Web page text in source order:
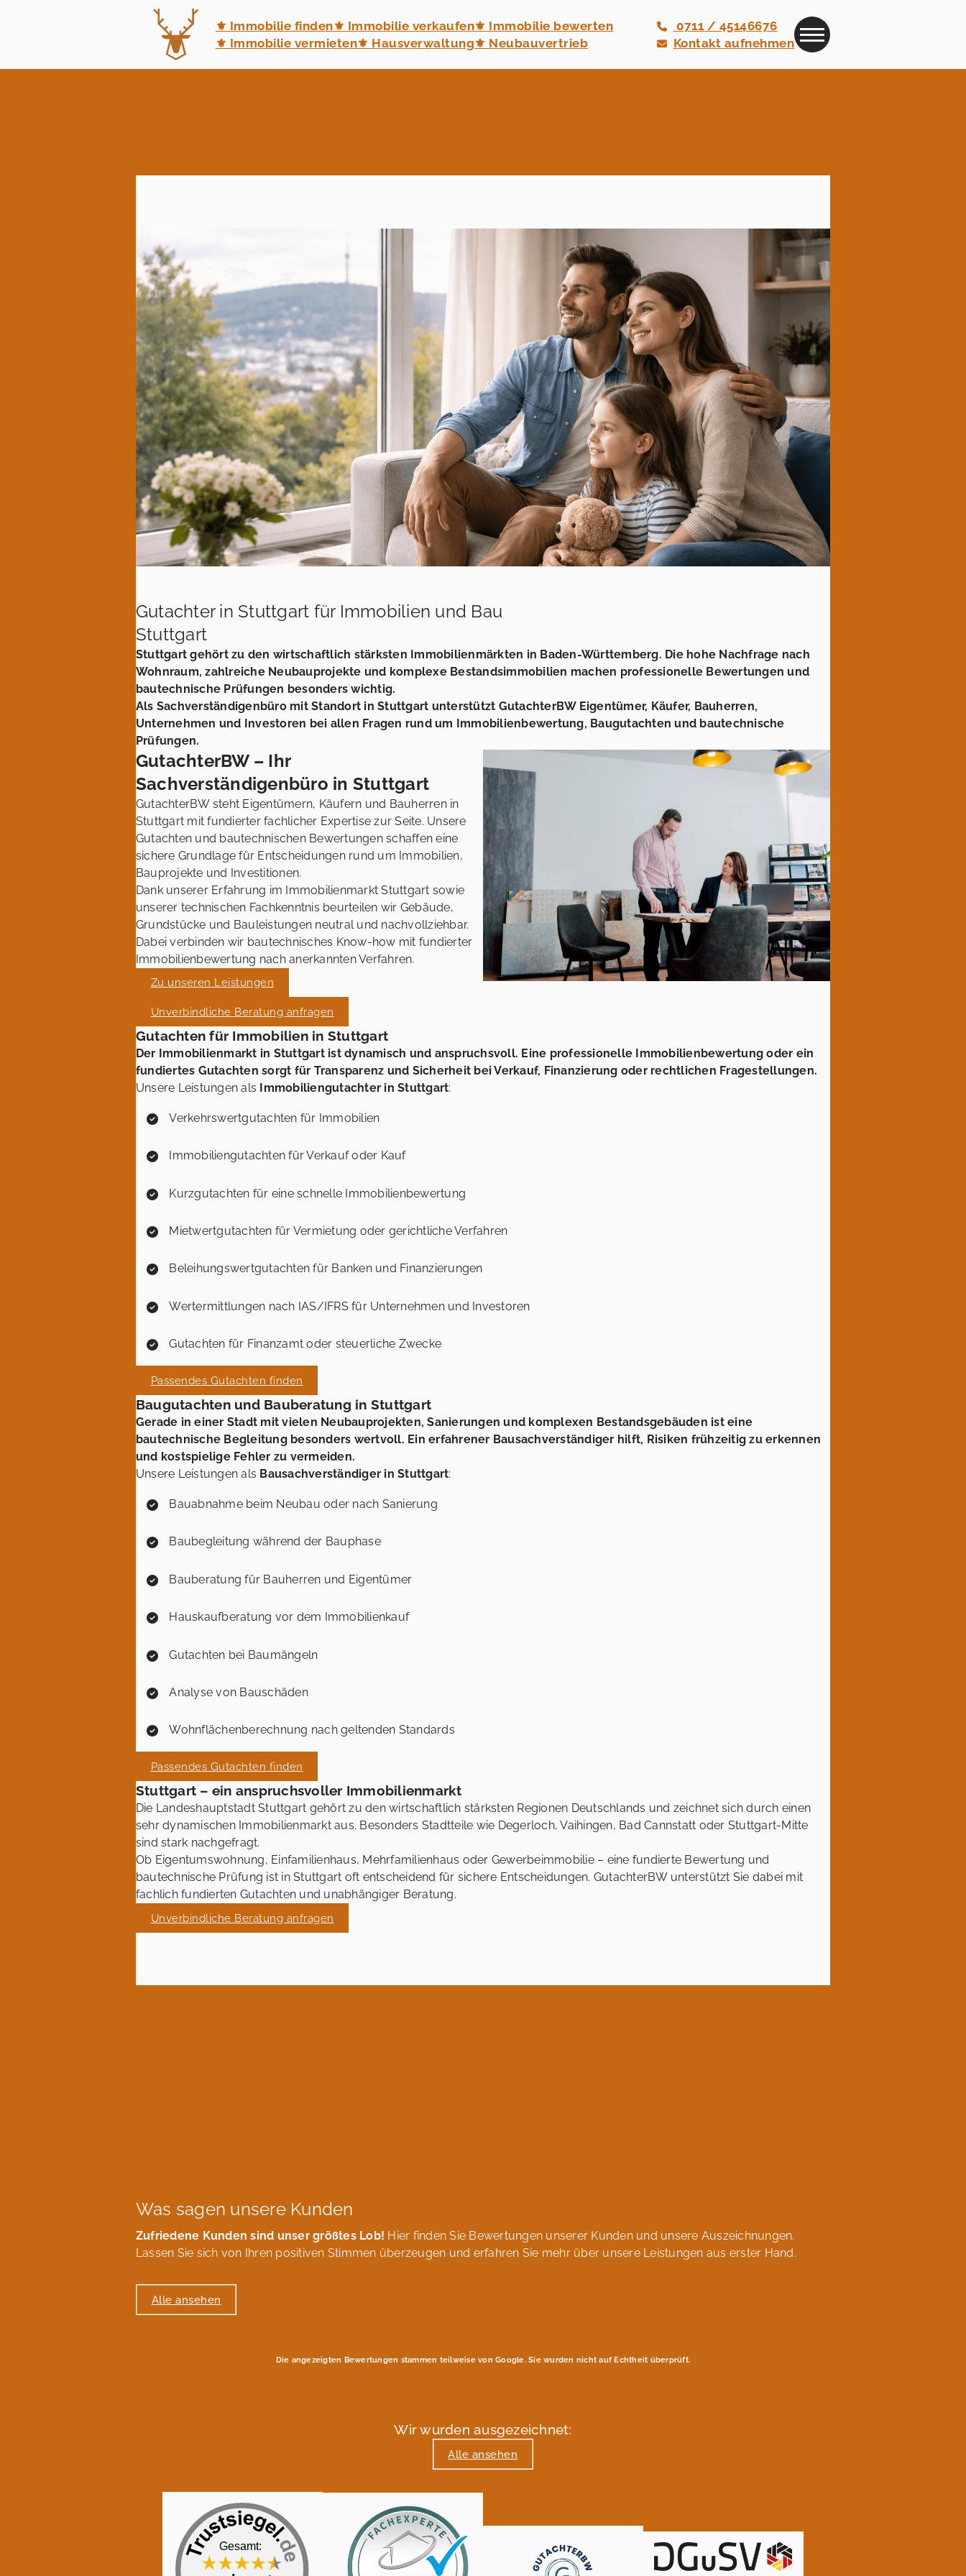
⚜ Immobilie finden⚜ Immobilie verkaufen⚜ Immobilie bewerten
⚜ Immobilie vermieten⚜ Hausverwaltung⚜ Neubauvertrieb
0711 / 45146676
Kontakt aufnehmen
Gutachter in Stuttgart für Immobilien und Bau
Stuttgart
Stuttgart gehört zu den wirtschaftlich stärksten Immobilienmärkten in Baden-Württemberg. Die hohe Nachfrage nach
Wohnraum, zahlreiche Neubauprojekte und komplexe Bestandsimmobilien machen professionelle Bewertungen und
bautechnische Prüfungen besonders wichtig.
Als Sachverständigenbüro mit Standort in Stuttgart unterstützt GutachterBW Eigentümer, Käufer, Bauherren,
Unternehmen und Investoren bei allen Fragen rund um Immobilienbewertung, Baugutachten und bautechnische
Prüfungen.
GutachterBW – Ihr
Sachverständigenbüro in Stuttgart
GutachterBW steht Eigentümern, Käufern und Bauherren in
Stuttgart mit fundierter fachlicher Expertise zur Seite. Unsere
Gutachten und bautechnischen Bewertungen schaffen eine
sichere Grundlage für Entscheidungen rund um Immobilien,
Bauprojekte und Investitionen.
Dank unserer Erfahrung im Immobilienmarkt Stuttgart sowie
unserer technischen Fachkenntnis beurteilen wir Gebäude,
Grundstücke und Bauleistungen neutral und nachvollziehbar.
Dabei verbinden wir bautechnisches Know-how mit fundierter
Immobilienbewertung nach anerkannten Verfahren.
Zu unseren Leistungen
Unverbindliche Beratung anfragen
Gutachten für Immobilien in Stuttgart
Der Immobilienmarkt in Stuttgart ist dynamisch und anspruchsvoll. Eine professionelle Immobilienbewertung oder ein
fundiertes Gutachten sorgt für Transparenz und Sicherheit bei Verkauf, Finanzierung oder rechtlichen Fragestellungen.
Unsere Leistungen als Immobiliengutachter in Stuttgart:
Verkehrswertgutachten für Immobilien
Immobiliengutachten für Verkauf oder Kauf
Kurzgutachten für eine schnelle Immobilienbewertung
Mietwertgutachten für Vermietung oder gerichtliche Verfahren
Beleihungswertgutachten für Banken und Finanzierungen
Wertermittlungen nach IAS/IFRS für Unternehmen und Investoren
Gutachten für Finanzamt oder steuerliche Zwecke
Passendes Gutachten finden
Baugutachten und Bauberatung in Stuttgart
Gerade in einer Stadt mit vielen Neubauprojekten, Sanierungen und komplexen Bestandsgebäuden ist eine
bautechnische Begleitung besonders wertvoll. Ein erfahrener Bausachverständiger hilft, Risiken frühzeitig zu erkennen
und kostspielige Fehler zu vermeiden.
Unsere Leistungen als Bausachverständiger in Stuttgart:
Bauabnahme beim Neubau oder nach Sanierung
Baubegleitung während der Bauphase
Bauberatung für Bauherren und Eigentümer
Hauskaufberatung vor dem Immobilienkauf
Gutachten bei Baumängeln
Analyse von Bauschäden
Wohnflächenberechnung nach geltenden Standards
Passendes Gutachten finden
Stuttgart – ein anspruchsvoller Immobilienmarkt
Die Landeshauptstadt Stuttgart gehört zu den wirtschaftlich stärksten Regionen Deutschlands und zeichnet sich durch einen
sehr dynamischen Immobilienmarkt aus. Besonders Stadtteile wie Degerloch, Vaihingen, Bad Cannstatt oder Stuttgart-Mitte
sind stark nachgefragt.
Ob Eigentumswohnung, Einfamilienhaus, Mehrfamilienhaus oder Gewerbeimmobilie – eine fundierte Bewertung und
bautechnische Prüfung ist in Stuttgart oft entscheidend für sichere Entscheidungen. GutachterBW unterstützt Sie dabei mit
fachlich fundierten Gutachten und unabhängiger Beratung.
Unverbindliche Beratung anfragen
Was sagen unsere Kunden
Zufriedene Kunden sind unser größtes Lob! Hier finden Sie Bewertungen unserer Kunden und unsere Auszeichnungen.
Lassen Sie sich von Ihren positiven Stimmen überzeugen und erfahren Sie mehr über unsere Leistungen aus erster Hand.
Alle ansehen
Die angezeigten Bewertungen stammen teilweise von Google. Sie wurden nicht auf Echtheit überprüft.
Wir wurden ausgezeichnet:
Alle ansehen